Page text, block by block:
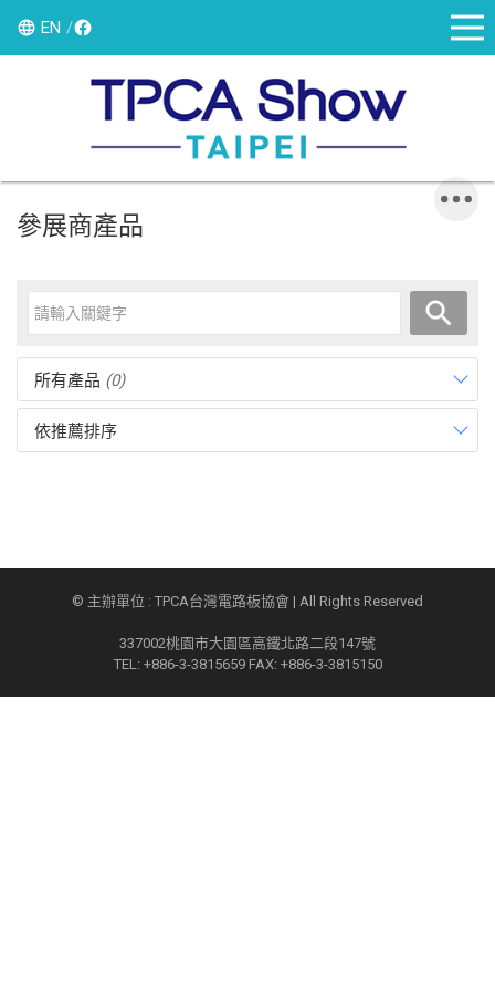
EN
參展商產品
所有產品 (0)
依推薦排序
© 主辦單位 : TPCA台灣電路板協會 | All Rights Reserved
337002桃園市大園區高鐵北路二段147號
TEL: +886-3-3815659 FAX: +886-3-3815150